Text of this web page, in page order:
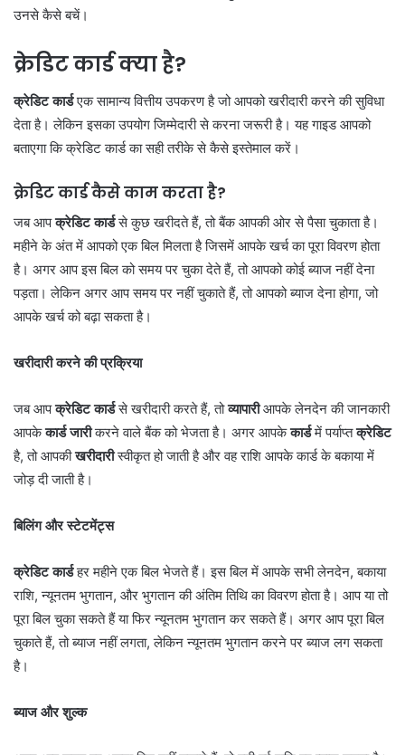
उनसे कैसे बचें।
क्रेडिट कार्ड क्या है?
क्रेडिट कार्डएक सामान्य वित्तीय उपकरण है जो आपको खरीदारी करने की सुविधा
देता है। लेकिन इसका उपयोग जिम्मेदारी से करना जरूरी है। यह गाइड आपको
बताएगा कि क्रेडिट कार्ड का सही तरीके से कैसे इस्तेमाल करें।
क्रेडिट कार्ड कैसे काम करता है?
जब आपक्रेडिट कार्डसे कुछ खरीदते हैं, तो बैंक आपकी ओर से पैसा चुकाता है।
महीने के अंत में आपको एक बिल मिलता है जिसमें आपके खर्च का पूरा विवरण होता
है। अगर आप इस बिल को समय पर चुका देते हैं, तो आपको कोई ब्याज नहीं देना
पड़ता। लेकिन अगर आप समय पर नहीं चुकाते हैं, तो आपको ब्याज देना होगा, जो
आपके खर्च को बढ़ा सकता है।
खरीदारी करने की प्रक्रिया
जब आपक्रेडिट कार्डसे खरीदारी करते हैं, तोव्यापारीआपके लेनदेन की जानकारी
आपकेकार्ड जारीकरने वाले बैंक को भेजता है। अगर आपकेकार्डमें पर्याप्तक्रेडिट
है, तो आपकीखरीदारीस्वीकृत हो जाती है और वह राशि आपके कार्ड के बकाया में
जोड़ दी जाती है।
बिलिंग और स्टेटमेंट्स
क्रेडिट कार्डहर महीने एक बिल भेजते हैं। इस बिल में आपके सभी लेनदेन, बकाया
राशि, न्यूनतम भुगतान, और भुगतान की अंतिम तिथि का विवरण होता है। आप या तो
पूरा बिल चुका सकते हैं या फिर न्यूनतम भुगतान कर सकते हैं। अगर आप पूरा बिल
चुकाते हैं, तो ब्याज नहीं लगता, लेकिन न्यूनतम भुगतान करने पर ब्याज लग सकता
है।
ब्याज और शुल्क